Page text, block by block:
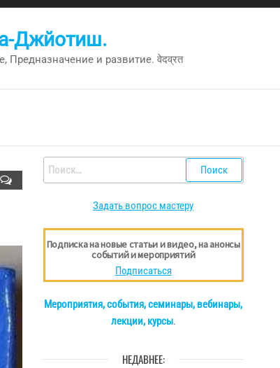
Джйотиш.
и развитие. वेदव्रत
Найти:
Задать вопрос мастеру
Подписка на новые статьи и видео, на анонсы
событий и мероприятий
Подписаться
Мероприятия, события, семинары, вебинары,
лекции, курсы.
НЕДАВНЕЕ: